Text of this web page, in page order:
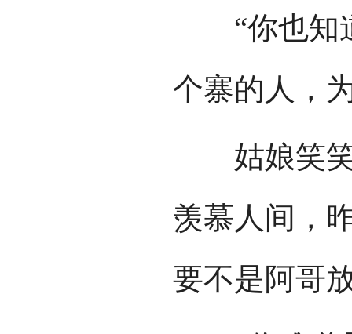
“你也知道
个寨的人，
姑娘笑笑
羡慕人间，
要不是阿哥